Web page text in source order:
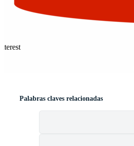
Palabras claves relacionadas